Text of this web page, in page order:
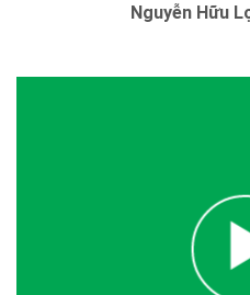
Nguyễn Hữu